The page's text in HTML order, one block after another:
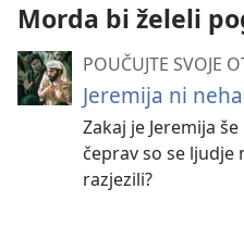
Morda bi želeli
POUČUJTE SVOJE
Jeremija ni
Zakaj je Jeremija
čeprav so se ljudje
razjezili?